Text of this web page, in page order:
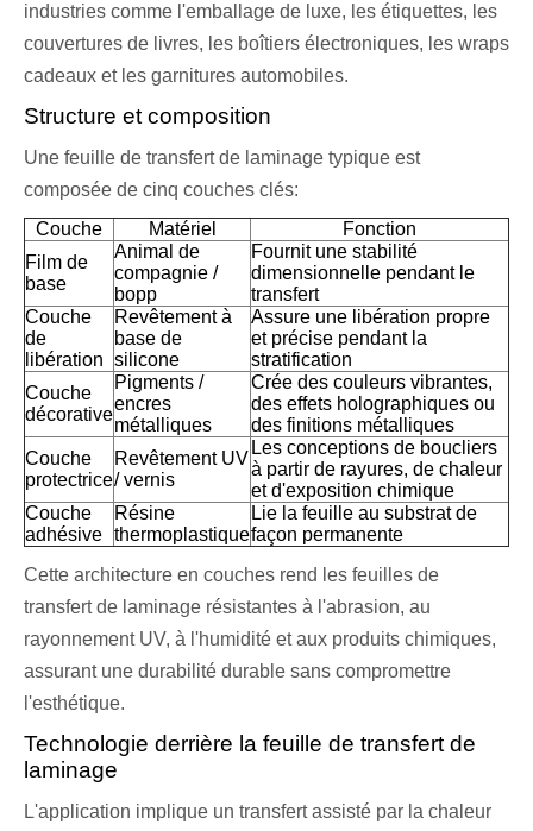
industries comme l'emballage de luxe, les étiquettes, les
couvertures de livres, les boîtiers électroniques, les wraps
cadeaux et les garnitures automobiles.
Structure et composition
Une feuille de transfert de laminage typique est
composée de cinq couches clés:
Couche
Matériel
Fonction
Film de
base
Animal de
compagnie /
bopp
Fournit une stabilité
dimensionnelle pendant le
transfert
Couche
de
libération
Revêtement à
base de
silicone
Assure une libération propre
et précise pendant la
stratification
Couche
décorative
Pigments /
encres
métalliques
Crée des couleurs vibrantes,
des effets holographiques ou
des finitions métalliques
Couche
protectrice
Revêtement UV
/ vernis
Les conceptions de boucliers
à partir de rayures, de chaleur
et d'exposition chimique
Couche
adhésive
Résine
thermoplastique
Lie la feuille au substrat de
façon permanente
Cette architecture en couches rend les feuilles de
transfert de laminage résistantes à l'abrasion, au
rayonnement UV, à l'humidité et aux produits chimiques,
assurant une durabilité durable sans compromettre
l'esthétique.
Technologie derrière la feuille de transfert de
laminage
L'application implique un transfert assisté par la chaleur